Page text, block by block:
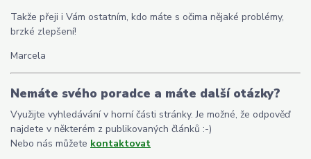
Takže přeji i Vám ostatním, kdo máte s očima nějaké problémy,
brzké zlepšení!
Marcela
Nemáte svého poradce a máte další otázky?
Využijte vyhledávání v horní části stránky. Je možné, že odpověď
najdete v některém z publikovaných článků :-)
Nebo nás můžete kontaktovat